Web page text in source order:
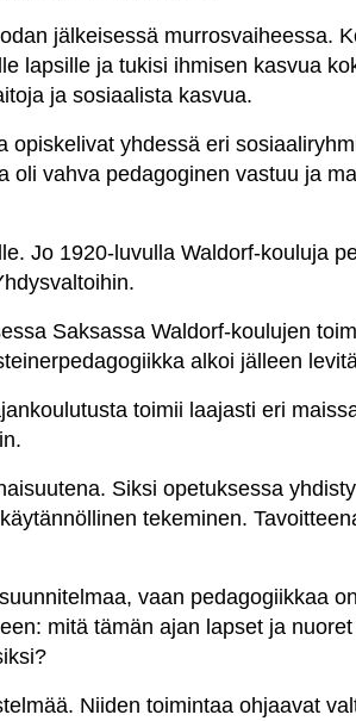
jälkeisessä murrosvaiheessa.
lapsille ja tukisi ihmisen kasvua
ja sosiaalista kasvua.
yhdessä eri
vahva pedagoginen vastuu ja
Jo 1920-luvulla Waldorf-kouluja
Saksassa Waldorf-koulujen
alkoi jälleen
toimii laajasti eri
Siksi opetuksessa
tekeminen.
vaan pedagogiikkaa
mitä tämän ajan lapset ja
Niiden toimintaa ohjaavat